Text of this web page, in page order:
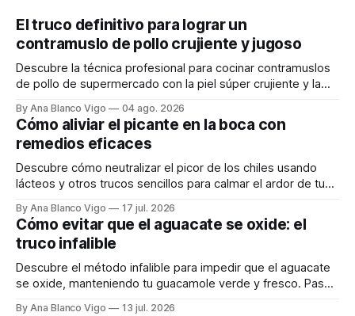
El truco definitivo para lograr un
contramuslo de pollo crujiente y jugoso
Descubre la técnica profesional para cocinar contramuslos
de pollo de supermercado con la piel súper crujiente y la
By Ana Blanco Vigo 04 ago. 2026
Cómo aliviar el picante en la boca con
remedios eficaces
Descubre cómo neutralizar el picor de los chiles usando
lácteos y otros trucos sencillos para calmar el ardor de tu
By Ana Blanco Vigo 17 jul. 2026
Cómo evitar que el aguacate se oxide: el
truco infalible
Descubre el método infalible para impedir que el aguacate
se oxide, manteniendo tu guacamole verde y fresco. Paso
By Ana Blanco Vigo 13 jul. 2026